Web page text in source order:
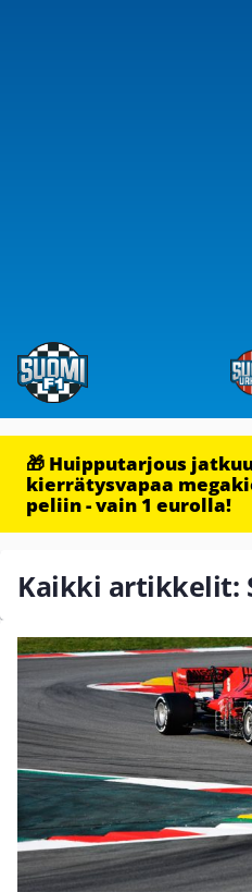
🎁 Huipputarjous
kierrätysvapaa
peliin - vain 1 eurolla!
Kaikki artikkelit: